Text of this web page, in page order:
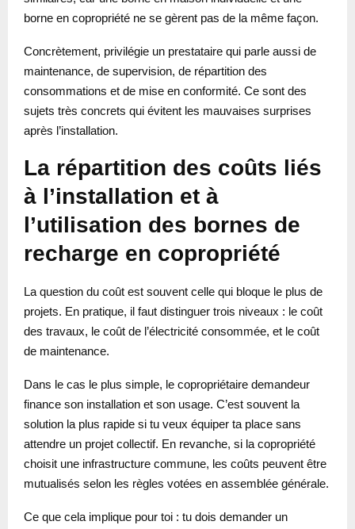
borne en copropriété ne se gèrent pas de la même façon.
Concrètement, privilégie un prestataire qui parle aussi de
maintenance, de supervision, de répartition des
consommations et de mise en conformité. Ce sont des
sujets très concrets qui évitent les mauvaises surprises
après l’installation.
La répartition des coûts liés
à l’installation et à
l’utilisation des bornes de
recharge en copropriété
La question du coût est souvent celle qui bloque le plus de
projets. En pratique, il faut distinguer trois niveaux : le coût
des travaux, le coût de l’électricité consommée, et le coût
de maintenance.
Dans le cas le plus simple, le copropriétaire demandeur
finance son installation et son usage. C’est souvent la
solution la plus rapide si tu veux équiper ta place sans
attendre un projet collectif. En revanche, si la copropriété
choisit une infrastructure commune, les coûts peuvent être
mutualisés selon les règles votées en assemblée générale.
Ce que cela implique pour toi : tu dois demander un